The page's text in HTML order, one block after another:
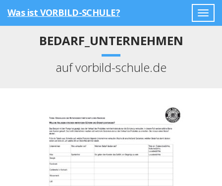
Was ist VORBILD-SCHULE?
BEDARF_UNTERNEHMEN
auf vorbild-schule.de